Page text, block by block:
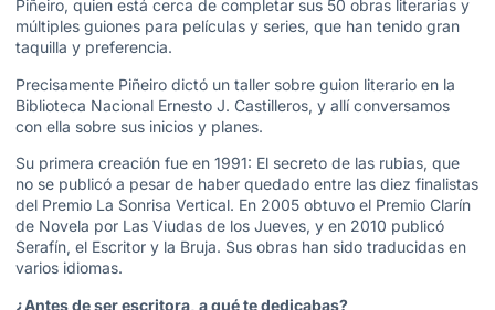
Piñeiro, quien está cerca de completar sus 50 obras literarias y
múltiples guiones para películas y series, que han tenido gran
taquilla y preferencia.
Precisamente Piñeiro dictó un taller sobre guion literario en la
Biblioteca Nacional Ernesto J. Castilleros, y allí conversamos
con ella sobre sus inicios y planes.
Su primera creación fue en 1991: El secreto de las rubias, que
no se publicó a pesar de haber quedado entre las diez finalistas
del Premio La Sonrisa Vertical. En 2005 obtuvo el Premio Clarín
de Novela por Las Viudas de los Jueves, y en 2010 publicó
Serafín, el Escritor y la Bruja. Sus obras han sido traducidas en
varios idiomas.
¿Antes de ser escritora, a qué te dedicabas?